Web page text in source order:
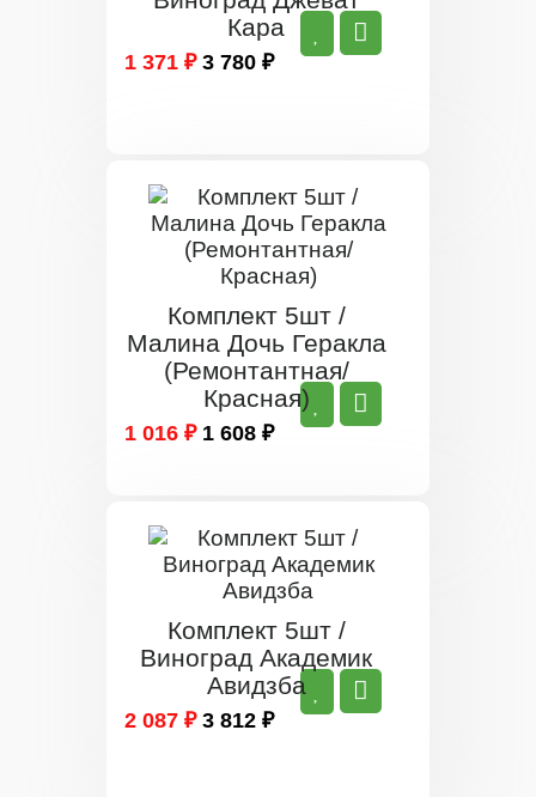
Кара
1 371 ₽ 3 780 ₽
Комплект 5шт /
Малина Дочь Геракла
(Ремонтантная/
Красная)
1 016 ₽ 1 608 ₽
Комплект 5шт /
Виноград Академик
Авидзба
2 087 ₽ 3 812 ₽